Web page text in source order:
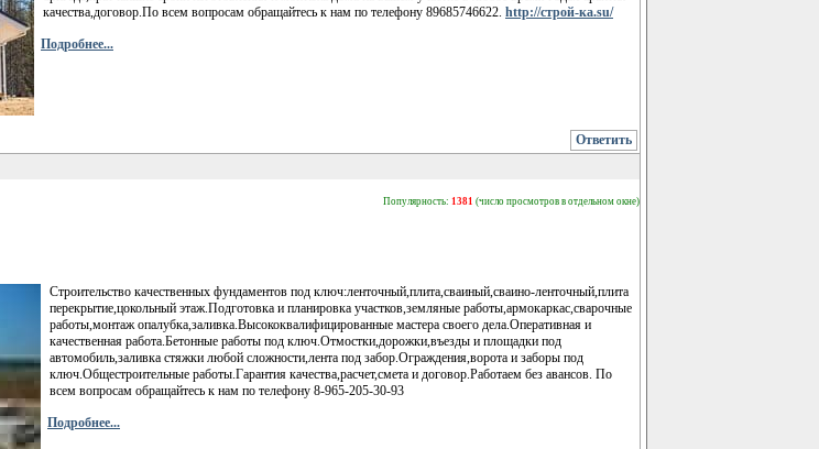
качества,договор.По всем вопросам обращайтесь к нам по телефону 89685746622. http://строй-ка.su/
Подробнее...
Ответить
Популярность: 1381 (число просмотров в отдельном окне)
Строительство качественных фундаментов под ключ:ленточный,плита,сваиный,сваино-ленточный,плита
перекрытие,цокольный этаж.Подготовка и планировка участков,земляные работы,армокаркас,сварочные
работы,монтаж опалубка,заливка.Высококвалифицированные мастера своего дела.Оперативная и
качественная работа.Бетонные работы под ключ.Отмостки,дорожки,въезды и площадки под
автомобиль,заливка стяжки любой сложности,лента под забор.Ограждения,ворота и заборы под
ключ.Общестроительные работы.Гарантия качества,расчет,смета и договор.Работаем без авансов. По
всем вопросам обращайтесь к нам по телефону 8-965-205-30-93
Подробнее...